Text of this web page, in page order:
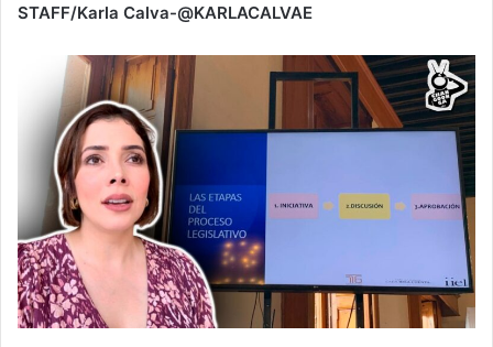
STAFF/Karla Calva-@KARLACALVAE